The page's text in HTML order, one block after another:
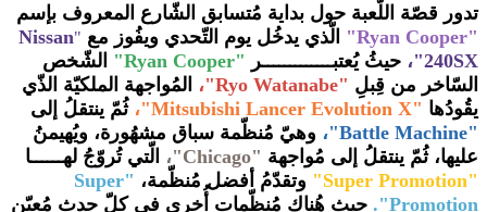
تدور قصّة اللّعبة حول بداية مُتسابق الشّارع المعروف بإسم
"Ryan Cooper"
الّذي يدخُل يوم التّحدي ويفُوز مع "
Nissan
240SX"،
حيثُ يُعتبـــــــــــــر "Ryan Cooper"
الشّخص
السّاخر من قِبلِ "
Ryo Watanabe"، المُواجهة الملكيّة الذّي
يقُودُها "Mitsubishi Lancer Evolution X"،
ثُمّ ينتقلُ إلى
"Battle Machine"،
وهيّ مُنظّمة سباق مشهُورة، ويُهيمنُ
عليها، ثُمّ ينتقلُ إلى مُواجهة "Chicago"،
الّتي تُروّجُ لهــــــا
"Super Promotion"
وتقدّمُ أفضل مُنظّمة،
"Super
Promotion".
حيث هُناك مُنظّمات أُخرى في كلّ حدث مُعيّن